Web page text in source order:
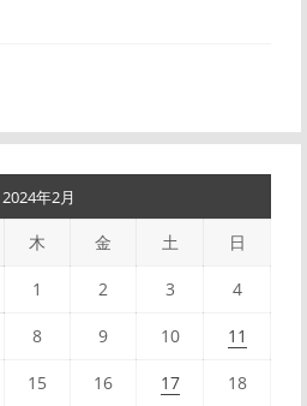
2024年2月
木 金 土 日
1 2 3 4
8 9 10 11
15 16 17 18